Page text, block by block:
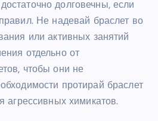
долговечны, если
Не надевай браслет во
или активных занятий
отдельно от
чтобы они не
протирай браслет
агрессивных химикатов.